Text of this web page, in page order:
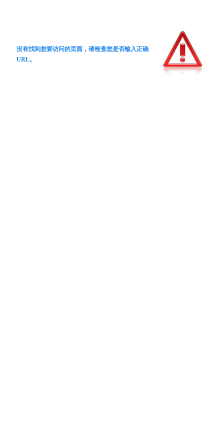
没有找到您要访问的页面，请检查您是否输入正确
URL。